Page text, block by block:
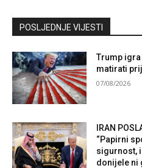
Kontaktirajte nas
POSLJEDNJE VIJESTI
Trump igra
matirati
07/08/2026
IRAN
“Papirni
sigurnost,
donijele ni